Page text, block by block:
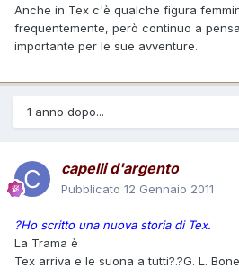
Anche in Tex c'è qualche figura
frequentemente, però continuo a
importante per le sue avventure.
1 anno dopo...
capelli d'argento
Pubblicato 12 Gennaio 2011
?Ho scritto una nuova storia di Tex.
La Trama è
Tex arriva e le suona a tutti?.?G. L.